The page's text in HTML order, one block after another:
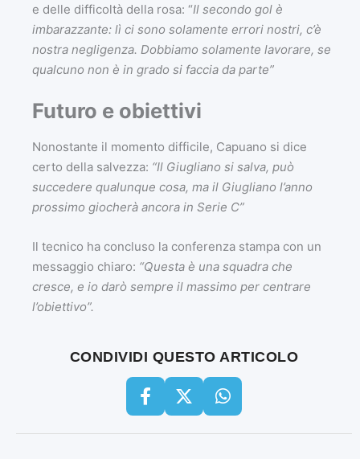
e delle difficoltà della rosa: “Il secondo gol è
imbarazzante: lì ci sono solamente errori nostri, c’è
nostra negligenza. Dobbiamo solamente lavorare, se
qualcuno non è in grado si faccia da parte”
Futuro e obiettivi
Nonostante il momento difficile, Capuano si dice
certo della salvezza: “Il Giugliano si salva, può
succedere qualunque cosa, ma il Giugliano l’anno
prossimo giocherà ancora in Serie C”
Il tecnico ha concluso la conferenza stampa con un
messaggio chiaro: “Questa è una squadra che
cresce, e io darò sempre il massimo per centrare
l’obiettivo”.
CONDIVIDI QUESTO ARTICOLO